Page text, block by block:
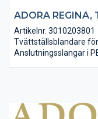
ADORA REGINA,
Artikelnr. 3010203801
Tvättställsblandare
Anslutningsslangar i